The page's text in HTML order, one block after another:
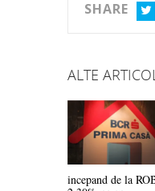
SHARE
ALTE
incepand de la